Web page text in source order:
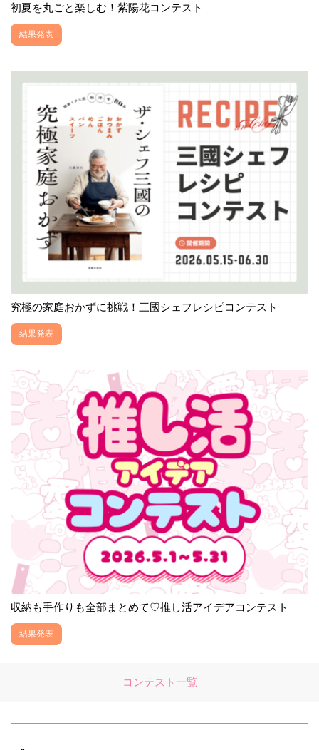
初夏を丸ごと楽しむ！紫陽花コンテスト
結果発表
究極の家庭おかずに挑戦！三國シェフレシピコンテスト
結果発表
収納も手作りも全部まとめて♡推し活アイデアコンテスト
結果発表
コンテスト一覧